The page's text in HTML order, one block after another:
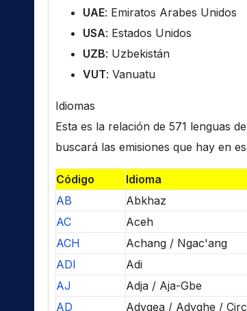
UAE: Emiratos Arabes Unidos
USA: Estados Unidos
UZB: Uzbekistán
VUT: Vanuatu
Idiomas
Esta es la relación de 571 lenguas
buscará las emisiones que hay en
Código
Idioma
AB
Abkhaz
AC
Aceh
ACH
Achang / Ngac'ang
ADI
Adi
AJ
Adja / Aja-Gbe
AD
Adygea / Adyghe /